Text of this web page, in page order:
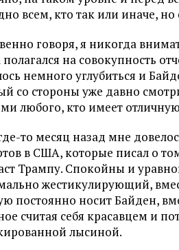
всем, кто так или иначе,
говоря, я никогда
полагался на совокупность
немного углубиться и
со стороны уже давно
любого, кто имеет
то месяц назад мне
в США, которые писал о
Трампу. Спокойны и
жестикулирующий,
постоянно носит Байден,
считая себя красавцем и
лысиной.